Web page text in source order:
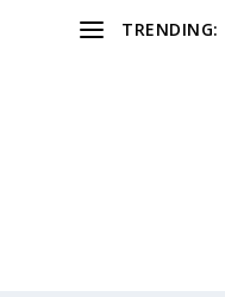
TRENDING: